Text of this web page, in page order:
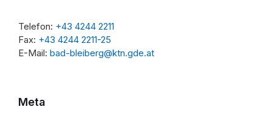
Telefon: +43 4244 2211
Fax: +43 4244 2211-25
E-Mail: bad-bleiberg@ktn.gde.at
Meta